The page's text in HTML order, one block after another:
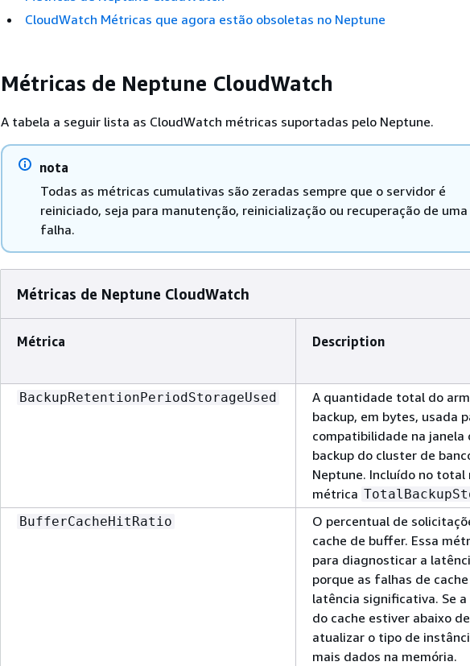
CloudWatch Métricas que agora estão obsoletas no Neptune
Métricas de Neptune CloudWatch
A tabela a seguir lista as CloudWatch métricas suportadas pelo Neptune.
nota
Todas as métricas cumulativas são zeradas sempre que o servidor é
reiniciado, seja para manutenção, reinicialização ou recuperação de uma
falha.
Métricas de Neptune CloudWatch
Métrica Description
BackupRetentionPeriodStorageUsed
A quantidade total do
backup, em bytes, usada
compatibilidade na janela
backup do cluster de
Neptune. Incluído no total
métrica
BufferCacheHitRatio
O percentual de
cache de buffer. Essa
para diagnosticar a
porque as falhas de cache
latência significativa. Se a
do cache estiver abaixo de
atualizar o tipo de
mais dados na memória.